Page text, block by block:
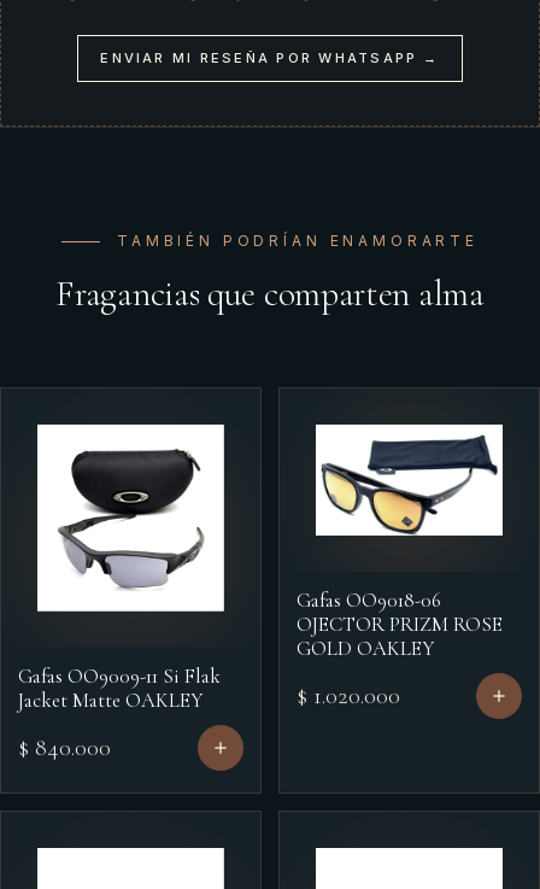
ENVIAR MI RESEÑA POR WHATSAPP →
TAMBIÉN PODRÍAN ENAMORARTE
Fragancias que comparten alma
Gafas OO9009-11 Si Flak
Jacket Matte OAKLEY
$ 840.000
Gafas OO9018-06
OJECTOR PRIZM ROSE
GOLD OAKLEY
$ 1.020.000